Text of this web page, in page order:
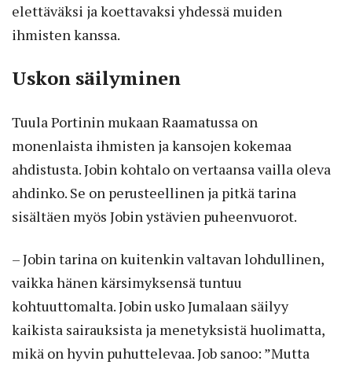
elettäväksi ja koettavaksi yhdessä muiden
ihmisten kanssa.
Uskon säilyminen
Tuula Portinin mukaan Raamatussa on
monenlaista ihmisten ja kansojen kokemaa
ahdistusta. Jobin kohtalo on vertaansa vailla oleva
ahdinko. Se on perusteellinen ja pitkä tarina
sisältäen myös Jobin ystävien puheenvuorot.
– Jobin tarina on kuitenkin valtavan lohdullinen,
vaikka hänen kärsimyksensä tuntuu
kohtuuttomalta. Jobin usko Jumalaan säilyy
kaikista sairauksista ja menetyksistä huolimatta,
mikä on hyvin puhuttelevaa. Job sanoo: ”Mutta